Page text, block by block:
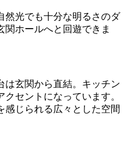
然光でも十分な明るさのダ
ホールへと回遊できま
は玄関から直結。キッチン
セントになっています。
感じられる広々とした空間